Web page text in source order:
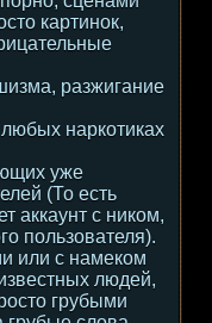
картинок,
разжигание
наркотиках
уже
(То есть
аккаунт с ником,
пользователя).
или с намеком
людей,
грубыми